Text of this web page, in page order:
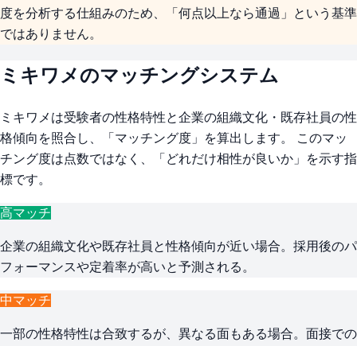
度を分析する仕組みのため、「何点以上なら通過」という基準
ではありません。
ミキワメのマッチングシステム
ミキワメは受験者の性格特性と企業の組織文化・既存社員の性
格傾向を照合し、「マッチング度」を算出します。 このマッ
チング度は点数ではなく、「どれだけ相性が良いか」を示す指
標です。
高マッチ
企業の組織文化や既存社員と性格傾向が近い場合。採用後のパ
フォーマンスや定着率が高いと予測される。
中マッチ
一部の性格特性は合致するが、異なる面もある場合。面接での